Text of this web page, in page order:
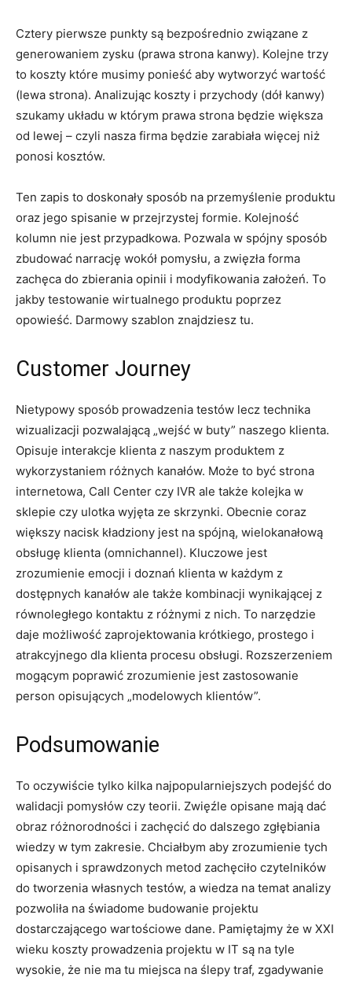
Cztery pierwsze punkty są bezpośrednio związane z
generowaniem zysku (prawa strona kanwy). Kolejne trzy
to koszty które musimy ponieść aby wytworzyć wartość
(lewa strona). Analizując koszty i przychody (dół kanwy)
szukamy układu w którym prawa strona będzie większa
od lewej – czyli nasza firma będzie zarabiała więcej niż
ponosi kosztów.
Ten zapis to doskonały sposób na przemyślenie produktu
oraz jego spisanie w przejrzystej formie. Kolejność
kolumn nie jest przypadkowa. Pozwala w spójny sposób
zbudować narrację wokół pomysłu, a zwięzła forma
zachęca do zbierania opinii i modyfikowania założeń. To
jakby testowanie wirtualnego produktu poprzez
opowieść. Darmowy szablon znajdziesz tu.
Customer Journey
Nietypowy sposób prowadzenia testów lecz technika
wizualizacji pozwalającą „wejść w buty” naszego klienta.
Opisuje interakcje klienta z naszym produktem z
wykorzystaniem różnych kanałów. Może to być strona
internetowa, Call Center czy IVR ale także kolejka w
sklepie czy ulotka wyjęta ze skrzynki. Obecnie coraz
większy nacisk kładziony jest na spójną, wielokanałową
obsługę klienta (omnichannel). Kluczowe jest
zrozumienie emocji i doznań klienta w każdym z
dostępnych kanałów ale także kombinacji wynikającej z
równoległego kontaktu z różnymi z nich. To narzędzie
daje możliwość zaprojektowania krótkiego, prostego i
atrakcyjnego dla klienta procesu obsługi. Rozszerzeniem
mogącym poprawić zrozumienie jest zastosowanie
person opisujących „modelowych klientów”.
Podsumowanie
To oczywiście tylko kilka najpopularniejszych podejść do
walidacji pomysłów czy teorii. Zwięźle opisane mają dać
obraz różnorodności i zachęcić do dalszego zgłębiania
wiedzy w tym zakresie. Chciałbym aby zrozumienie tych
opisanych i sprawdzonych metod zachęciło czytelników
do tworzenia własnych testów, a wiedza na temat analizy
pozwoliła na świadome budowanie projektu
dostarczającego wartościowe dane. Pamiętajmy że w XXI
wieku koszty prowadzenia projektu w IT są na tyle
wysokie, że nie ma tu miejsca na ślepy traf, zgadywanie